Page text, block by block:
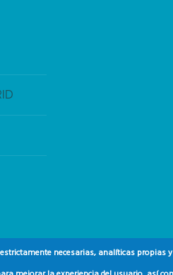
necesarias, analíticas propias